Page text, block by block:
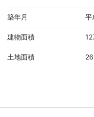
築年月 平
建物面積
土地面積